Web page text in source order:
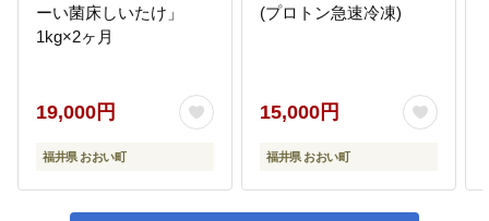
ーい菌床しいたけ」
1kg×2ヶ月
19,000円
福井県 おおい町
(プロトン急速冷凍)
15,000円
福井県 おおい町